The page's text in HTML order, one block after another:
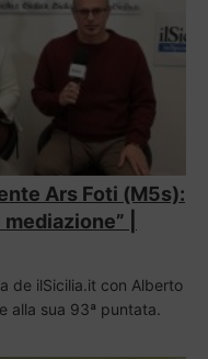
Ars Foti (M5s):
|
de ilSicilia.it con Alberto
alla sua 93ª puntata.